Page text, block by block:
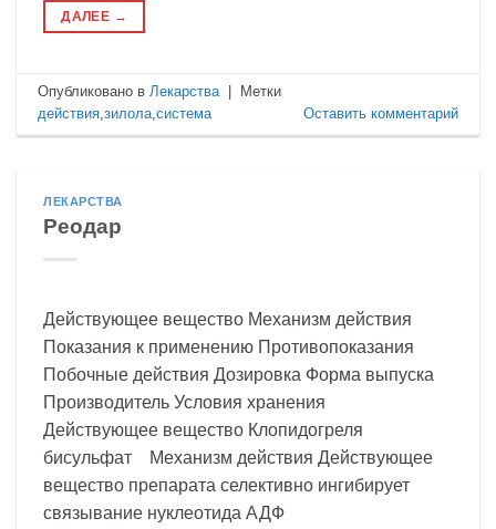
ДАЛЕЕ →
Опубликовано в Лекарства
Метки
действия ,зилола ,система Оставить комментарий
ЛЕКАРСТВА
Реодар
Действующее вещество Механизм действия
Показания к применению Противопоказания
Побочные действия Дозировка Форма выпуска
Производитель Условия хранения
Действующее вещество Клопидогреля
бисульфат Механизм действия Действующее
вещество препарата селективно ингибирует
связывание нуклеотида АДФ